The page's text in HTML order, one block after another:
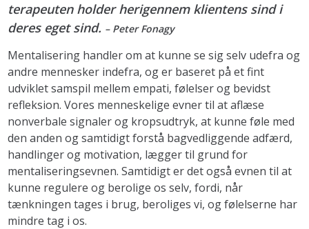
terapeuten holder herigennem klientens sind i
deres eget sind. – Peter Fonagy
Mentalisering handler om at kunne se sig selv udefra og
andre mennesker indefra, og er baseret på et fint
udviklet samspil mellem empati, følelser og bevidst
refleksion. Vores menneskelige evner til at aflæse
nonverbale signaler og kropsudtryk, at kunne føle med
den anden og samtidigt forstå bagvedliggende adfærd,
handlinger og motivation, lægger til grund for
mentaliseringsevnen. Samtidigt er det også evnen til at
kunne regulere og berolige os selv, fordi, når
tænkningen tages i brug, beroliges vi, og følelserne har
mindre tag i os.